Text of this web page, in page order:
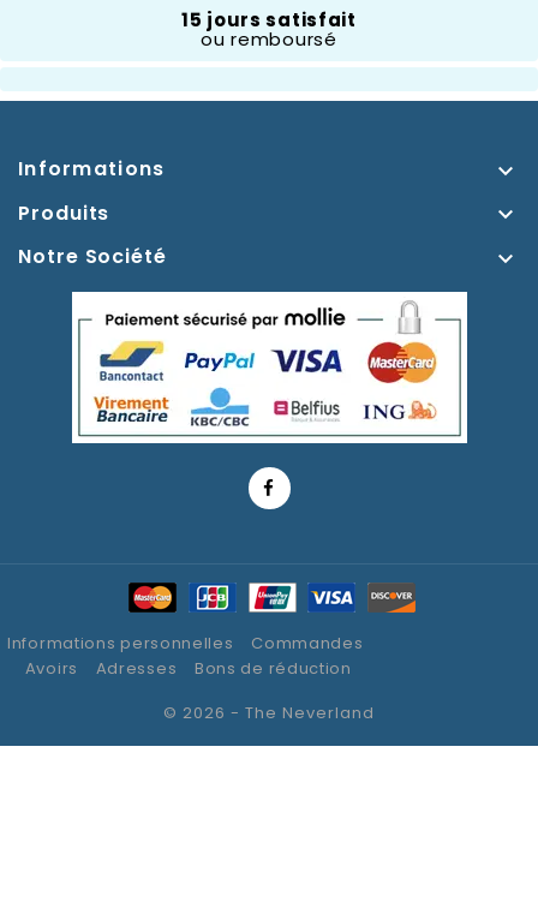
15 jours satisfait
ou remboursé
Informations 
Produits 
Notre Société 
Informations personnelles
Commandes
Avoirs
Adresses
Bons de réduction
© 2026 - The Neverland